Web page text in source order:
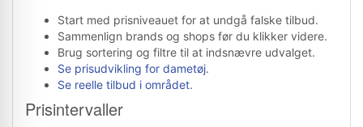
Start med prisniveauet for at undgå falske tilbud.
Sammenlign brands og shops før du klikker videre.
Brug sortering og filtre til at indsnævre udvalget.
Se prisudvikling for dametøj.
Se reelle tilbud i området.
Prisintervaller